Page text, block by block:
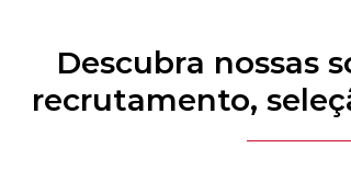
Descubra nossas
recrutamento,